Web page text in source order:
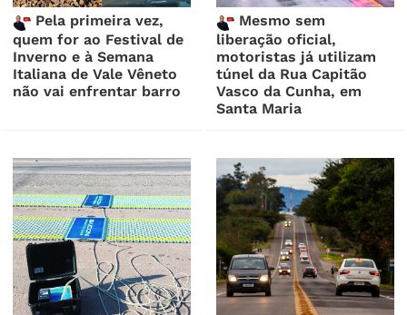
Pela primeira vez,
quem for ao Festival de
Inverno e à Semana
Italiana de Vale Vêneto
não vai enfrentar barro
Mesmo sem
liberação oficial,
motoristas já utilizam
túnel da Rua Capitão
Vasco da Cunha, em
Santa Maria